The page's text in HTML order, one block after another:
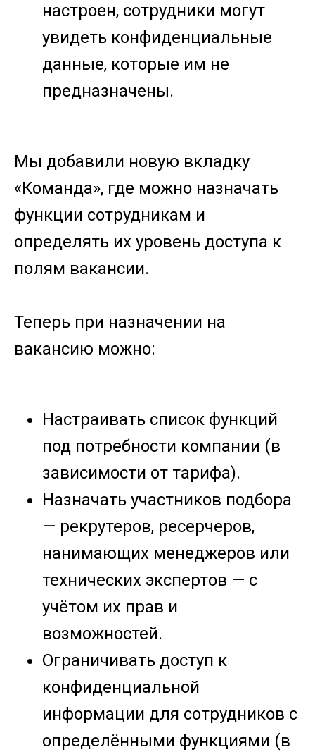
настроен, сотрудники могут
увидеть конфиденциальные
данные, которые им не
предназначены.
Мы добавили новую вкладку
«Команда», где можно назначать
функции сотрудникам и
определять их уровень доступа к
полям вакансии.
Теперь при назначении на
вакансию можно:
Настраивать список функций
под потребности компании (в
зависимости от тарифа).
Назначать участников подбора
— рекрутеров, ресерчеров,
нанимающих менеджеров или
технических экспертов — с
учётом их прав и
возможностей.
Ограничивать доступ к
конфиденциальной
информации для сотрудников с
определёнными функциями (в